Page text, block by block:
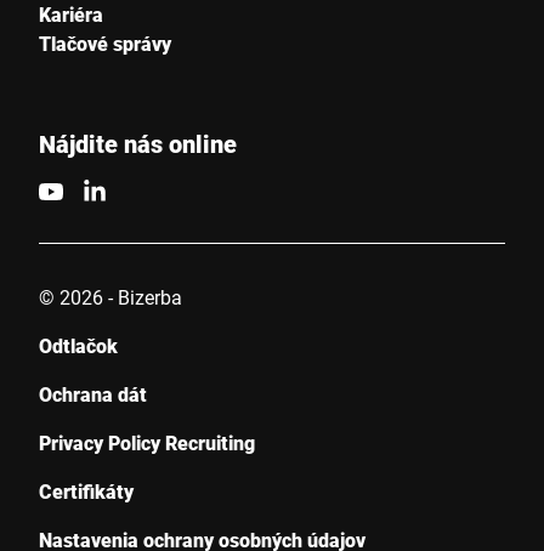
Týmto potvrdzujem, že súhlasím s použitím svojich údajov na
Anti-Robot Verification
Odoslať
Kariéra
Tlačové správy
Nájdite nás online
© 2026 - Bizerba
Odtlačok
Ochrana dát
Privacy Policy Recruiting
Certifikáty
Nastavenia ochrany osobných údajov